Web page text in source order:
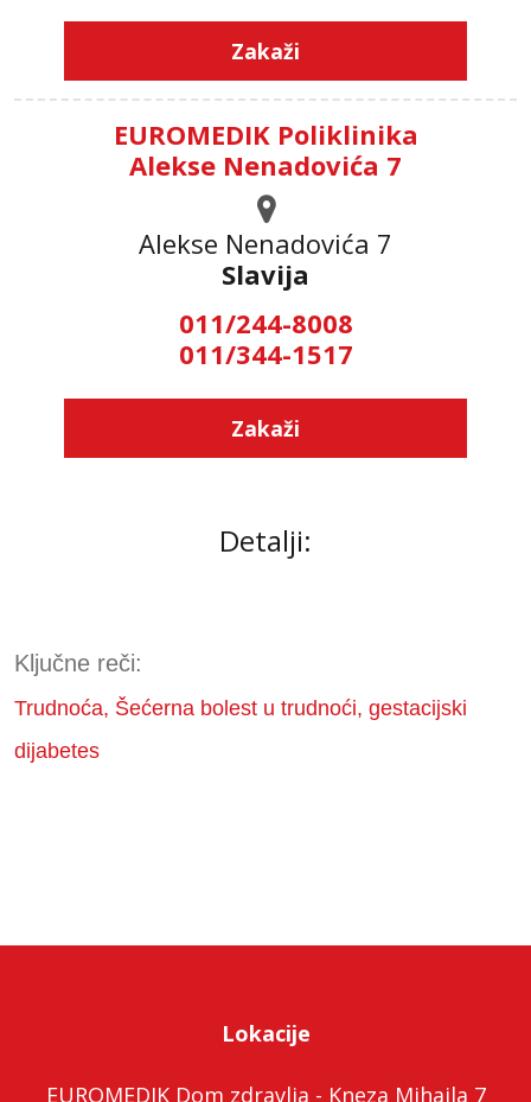
Zakaži
EUROMEDIK Poliklinika
Alekse Nenadovića 7
Alekse Nenadovića 7
Slavija
011/244-8008
011/344-1517
Zakaži
Detalji:
Ključne reči:
Trudnoća, Šećerna bolest u trudnoći, gestacijski
dijabetes
Lokacije
EUROMEDIK Dom zdravlja - Kneza Mihaila 7